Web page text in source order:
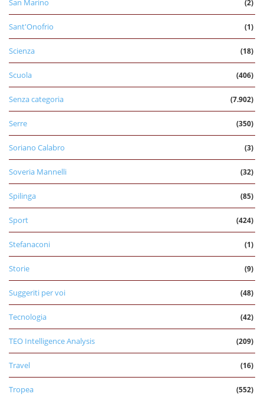
San Marino (2)
Sant'Onofrio (1)
Scienza (18)
Scuola (406)
Senza categoria (7.902)
Serre (350)
Soriano Calabro (3)
Soveria Mannelli (32)
Spilinga (85)
Sport (424)
Stefanaconi (1)
Storie (9)
Suggeriti per voi (48)
Tecnologia (42)
TEO Intelligence Analysis (209)
Travel (16)
Tropea (552)